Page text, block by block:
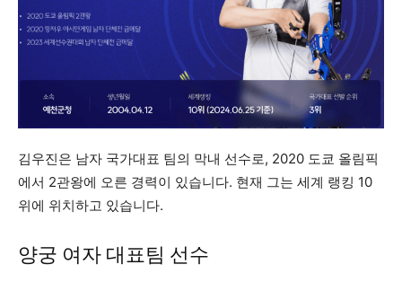
김우진은 남자 국가대표 팀의 막내 선수로, 2020 도쿄 올림픽
에서 2관왕에 오른 경력이 있습니다. 현재 그는 세계 랭킹 10
위에 위치하고 있습니다.
양궁 여자 대표팀 선수